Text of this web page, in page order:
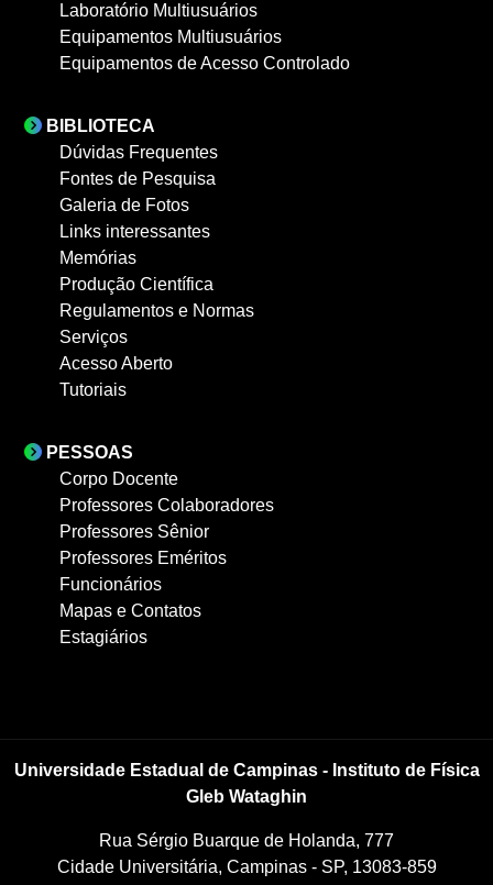
Laboratório Multiusuários
Equipamentos Multiusuários
Equipamentos de Acesso Controlado
BIBLIOTECA
Dúvidas Frequentes
Fontes de Pesquisa
Galeria de Fotos
Links interessantes
Memórias
Produção Científica
Regulamentos e Normas
Serviços
Acesso Aberto
Tutoriais
PESSOAS
Corpo Docente
Professores Colaboradores
Professores Sênior
Professores Eméritos
Funcionários
Mapas e Contatos
Estagiários
Universidade Estadual de Campinas - Instituto de Física
Gleb Wataghin
Rua Sérgio Buarque de Holanda, 777
Cidade Universitária, Campinas - SP, 13083-859